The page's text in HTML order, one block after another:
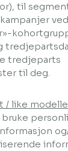
til
tredjeparts
til deg.
/ like